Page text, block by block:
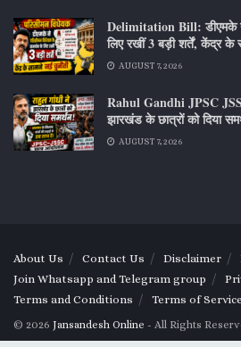
Delimitation Bill: डीएमके
लिए रखीं 3 बड़ी शर्तें, केंद्र के
AUGUST 7, 2026
Rahul Gandhi JPSC
झारखंड के छात्रों को दिया
AUGUST 7, 2026
About Us Contact Us Disclaimer
Join Whatsapp and Telegram group
Terms and Conditions
Terms of Service
© 2026 Jansandesh Online - All Rights